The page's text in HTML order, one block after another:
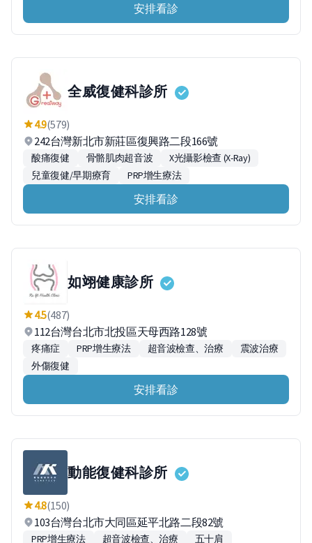
安排看診
全威復健科診所
4.9(579)
242台灣新北市新莊區復興路二段166號
酸痛復健 骨骼肌肉超音波
X光攝影檢查 (X-Ray)
兒童復健/早期療育
PRP增生療法
安排看診
如翊健康診所
4.5(487)
112台灣台北市北投區天母西路128號
疼痛症 PRP增生療法 超音波檢查、治療
震波治療
外傷復健
安排看診
動能復健科診所
4.8(150)
103台灣台北市大同區延平北路二段82號
PRP增生療法 超音波檢查、治療
五十肩